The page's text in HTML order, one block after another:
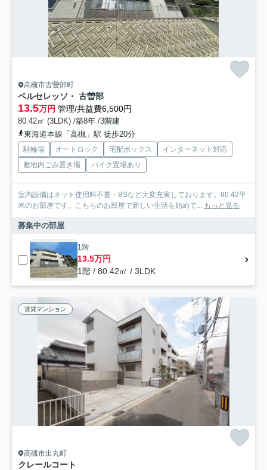
高槻市古曽部町
ベルセレッソ・ 古曽部
13.5万円 管理/共益費6,500円
80.42㎡ (3LDK) /築8年 /3階建
東海道本線「高槻」駅 徒歩20分
駐輪場 オートロック 宅配ボックス
インターネット対応
敷地内ごみ置き場
バイク置場あり
室内設備はネット使用料不要・BSなど大変充実しております。80.42平
米のお部屋です。こちらのお部屋で新しい生活を始めて... もっと見る
募集中の部屋
1階
13.5万円
1階 / 80.42㎡ / 3LDK
賃貸マンション
高槻市出丸町
クレールコート